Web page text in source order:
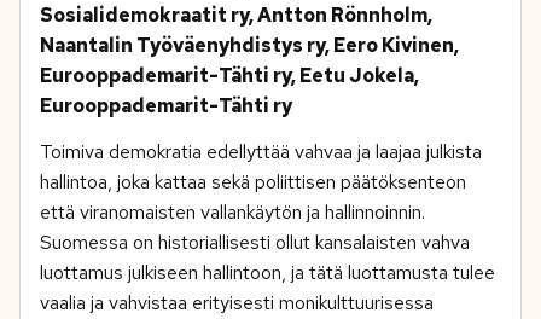
Sosialidemokraatit ry, Antton Rönnholm,
Naantalin Työväenyhdistys ry, Eero Kivinen,
Eurooppademarit-Tähti ry, Eetu Jokela,
Eurooppademarit-Tähti ry
Toimiva demokratia edellyttää vahvaa ja laajaa julkista
hallintoa, joka kattaa sekä poliittisen päätöksenteon
että viranomaisten vallankäytön ja hallinnoinnin.
Suomessa on historiallisesti ollut kansalaisten vahva
luottamus julkiseen hallintoon, ja tätä luottamusta tulee
vaalia ja vahvistaa erityisesti monikulttuurisessa